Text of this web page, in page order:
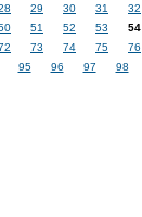
29 30 31 32
51 52 53 54
73 74 75 76
95 96 97 98